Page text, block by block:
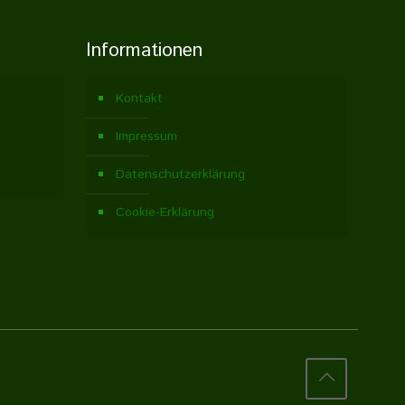
Informationen
Kontakt
Impressum
Datenschutzerklärung
Cookie-Erklärung